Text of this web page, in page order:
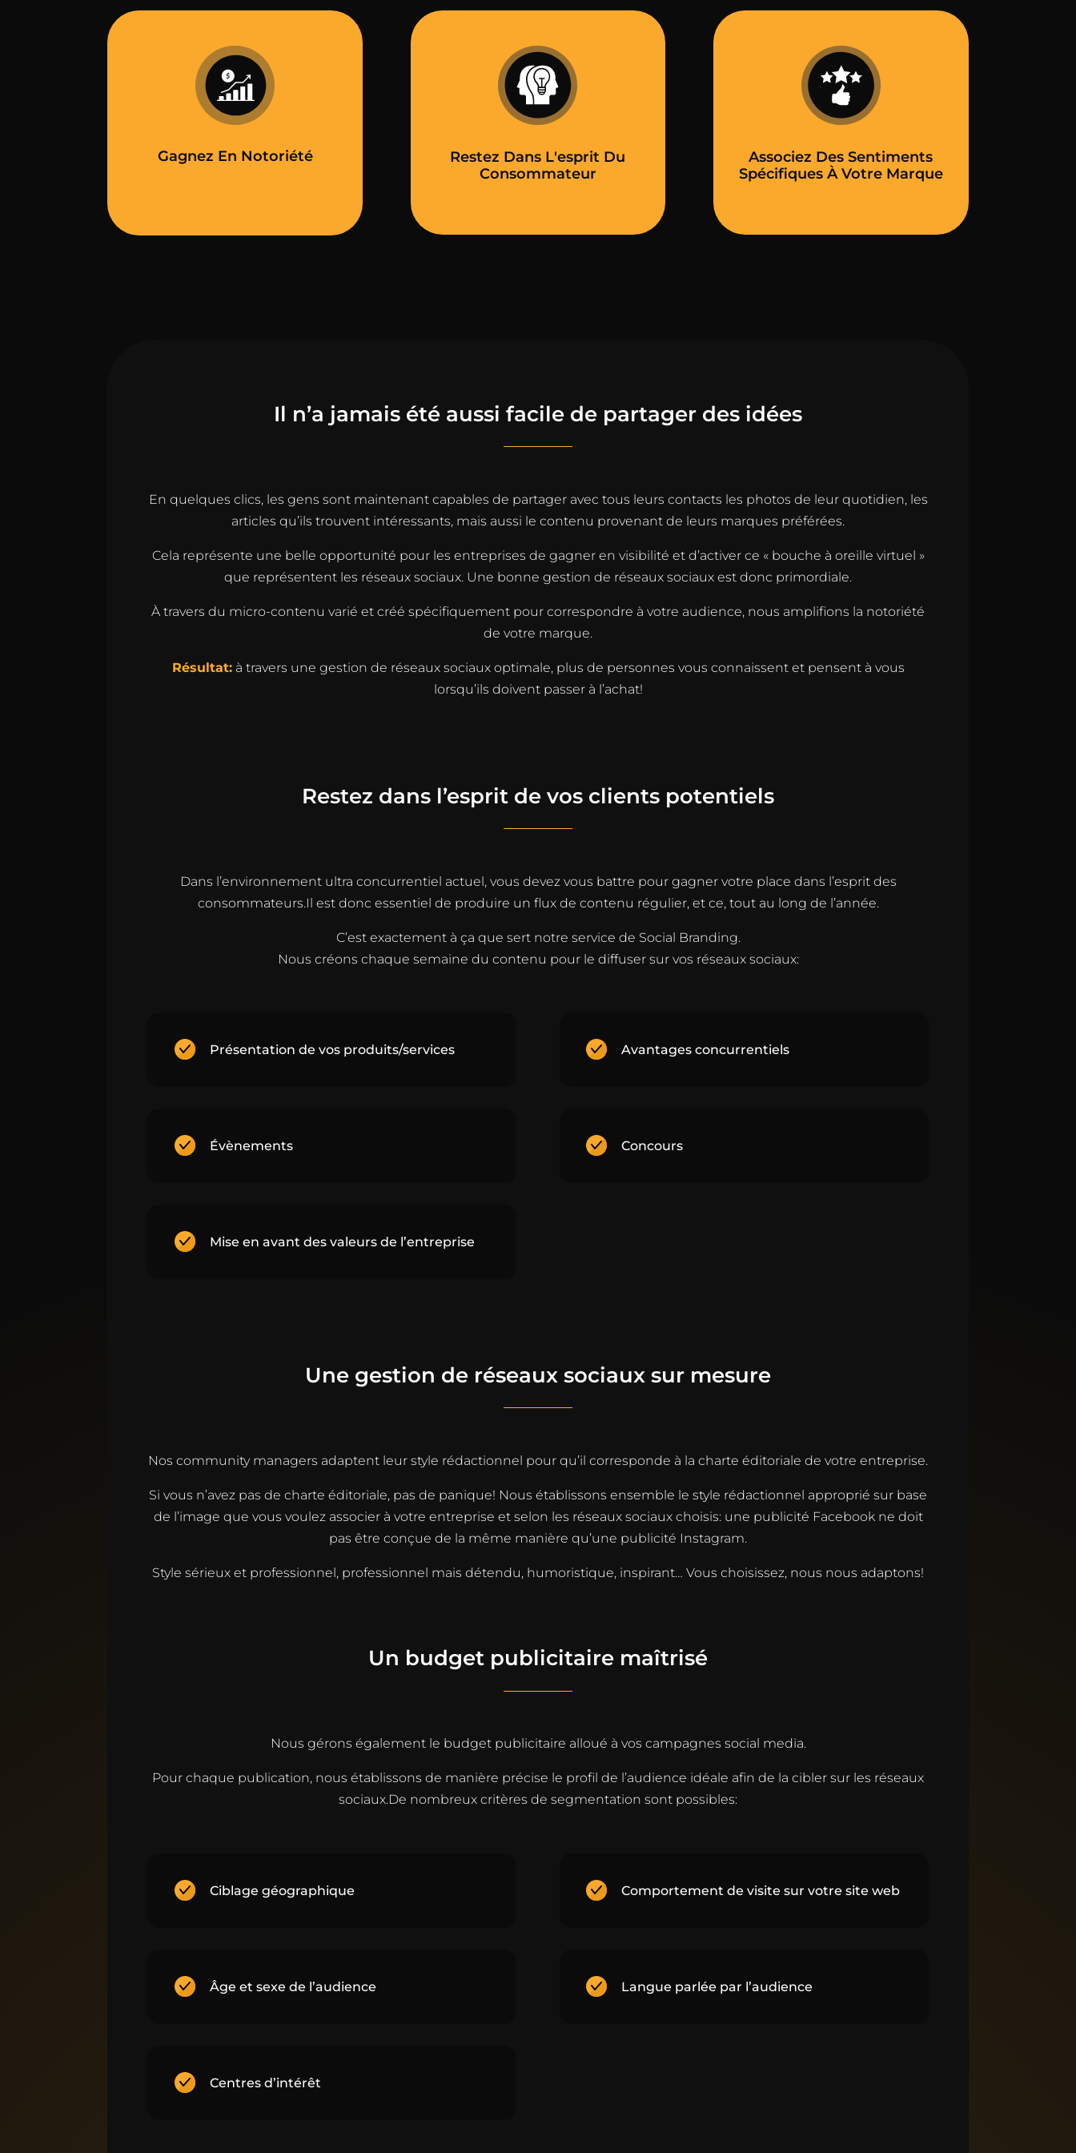
Gagnez En Notoriété
Restez Dans L'esprit Du
Consommateur
Associez Des Sentiments
Spécifiques À Votre Marque
Il n’a jamais été aussi facile de partager des idées
En quelques clics, les gens sont maintenant capables de partager avec tous leurs contacts les photos de leur quotidien, les
articles qu’ils trouvent intéressants, mais aussi le contenu provenant de leurs marques préférées.
Cela représente une belle opportunité pour les entreprises de gagner en visibilité et d’activer ce « bouche à oreille virtuel »
que représentent les réseaux sociaux. Une bonne gestion de réseaux sociaux est donc primordiale.
À travers du micro-contenu varié et créé spécifiquement pour correspondre à votre audience, nous amplifions la notoriété
de votre marque.
Résultat:à travers une gestion de réseaux sociaux optimale, plus de personnes vous connaissent et pensent à vous
lorsqu’ils doivent passer à l’achat!
Restez dans l’esprit de vos clients potentiels
Dans l’environnement ultra concurrentiel actuel, vous devez vous battre pour gagner votre place dans l’esprit des
consommateurs.Il est donc essentiel de produire un flux de contenu régulier, et ce, tout au long de l’année.
C’est exactement à ça que sert notre service de Social Branding.
Nous créons chaque semaine du contenu pour le diffuser sur vos réseaux sociaux:
Présentation de vos produits/services
Évènements
Mise en avant des valeurs de l’entreprise
Avantages concurrentiels
Concours
Une gestion de réseaux sociaux sur mesure
Nos community managers adaptent leur style rédactionnel pour qu’il corresponde à la charte éditoriale de votre entreprise.
Si vous n’avez pas de charte éditoriale, pas de panique! Nous établissons ensemble le style rédactionnel approprié sur base
de l’image que vous voulez associer à votre entreprise et selon les réseaux sociaux choisis: une publicité Facebook ne doit
pas être conçue de la même manière qu’une publicité Instagram.
Style sérieux et professionnel, professionnel mais détendu, humoristique, inspirant… Vous choisissez, nous nous adaptons!
Un budget publicitaire maîtrisé
Nous gérons également le budget publicitaire alloué à vos campagnes social media.
Pour chaque publication, nous établissons de manière précise le profil de l’audience idéale afin de la cibler sur les réseaux
sociaux.De nombreux critères de segmentation sont possibles:
Ciblage géographique
Âge et sexe de l’audience
Centres d’intérêt
Comportement de visite sur votre site web
Langue parlée par l’audience